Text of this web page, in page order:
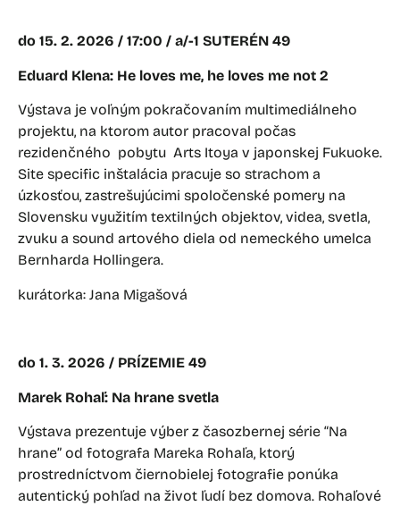
do 15. 2. 2026 / 17:00 / a/-1 SUTERÉN 49
Eduard Klena: He loves me, he loves me not 2
Výstava je voľným pokračovaním multimediálneho
projektu, na ktorom autor pracoval počas
rezidenčného pobytu Arts Itoya v japonskej Fukuoke.
Site specific inštalácia pracuje so strachom a
úzkosťou, zastrešujúcimi spoločenské pomery na
Slovensku využitím textilných objektov, videa, svetla,
zvuku a sound artového diela od nemeckého umelca
Bernharda Hollingera.
kurátorka: Jana Migašová
do 1. 3. 2026 / PRÍZEMIE 49
Marek Rohaľ: Na hrane svetla
Výstava prezentuje výber z časozbernej série “Na
hrane” od fotografa Mareka Rohaľa, ktorý
prostredníctvom čiernobielej fotografie ponúka
autentický pohľad na život ľudí bez domova. Rohaľové